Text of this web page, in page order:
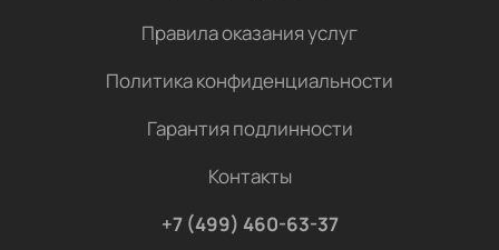
Правила оказания услуг
Политика конфиденциальности
Гарантия подлинности
Контакты
+7 (499) 460-63-37